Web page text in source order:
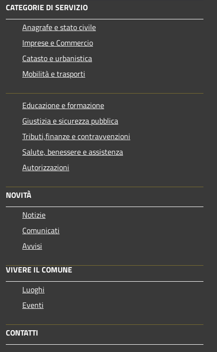
CATEGORIE DI SERVIZIO
Anagrafe e stato civile
Imprese e Commercio
Catasto e urbanistica
Mobilità e trasporti
Educazione e formazione
Giustizia e sicurezza pubblica
Tributi,finanze e contravvenzioni
Salute, benessere e assistenza
Autorizzazioni
NOVITÀ
Notizie
Comunicati
Avvisi
VIVERE IL COMUNE
Luoghi
Eventi
CONTATTI